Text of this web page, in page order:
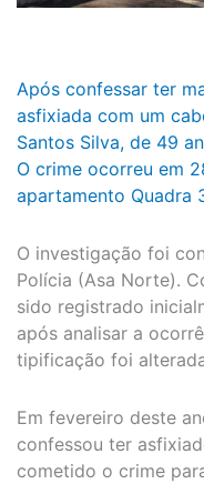
Após confessar ter
asfixiada com um
Santos Silva, de 49
O crime ocorreu em
apartamento Quadra
O investigação foi
Polícia (Asa Norte).
sido registrado
após analisar a
tipificação foi
Em fevereiro deste
confessou ter
cometido o crime